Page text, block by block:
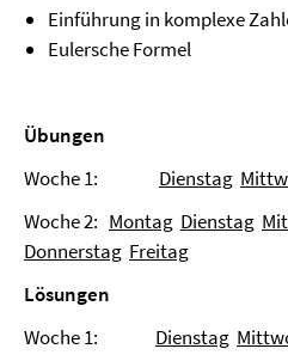
Einführung in komplexe
Eulersche Formel
Übungen
Woche 1: Dienstag
Woche 2: Montag Dienstag
Donnerstag Freitag
Lösungen
Woche 1: Dienstag